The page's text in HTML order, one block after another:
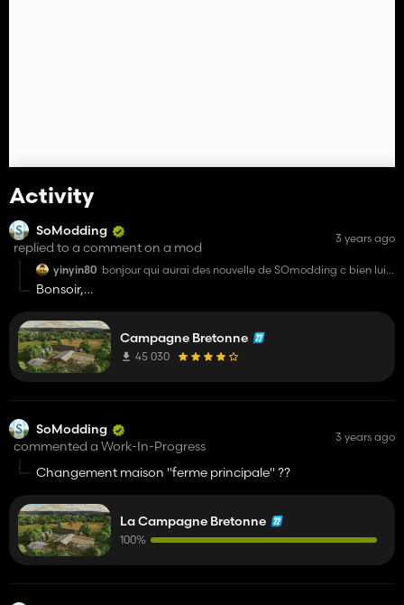
Activity
SoModding
replied to a comment on a mod
3 years ago
yinyin80 bonjour qui aurai des nouvelle de SOmodding c bien lui
Bonsoir,
Ayant totalement arrêté FS depuis bientôt 3 ans, je n'ai pas
prévu de reconvertir "Les Chazets" sur FS22 à l'heure
actuelle. J'en suis désolé, je sais que la map a été
grandement appréciée sur FS15 grâce au formidable travail
actuelle des choses, il m'est impossible de la convertir.
SoModding.
Campagne Bretonne
45 030
SoModding
commented a Work-In-Progress
3 years ago
Changement maison "ferme principale" ??
La Campagne Bretonne
100%